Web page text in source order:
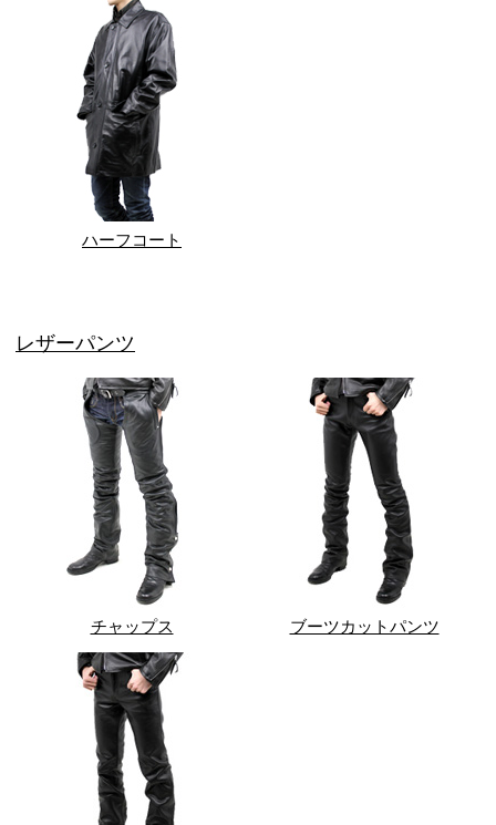
ハーフコート
レザーパンツ
チャップス ブーツカットパンツ